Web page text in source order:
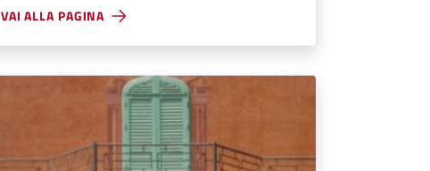
VAI ALLA PAGINA